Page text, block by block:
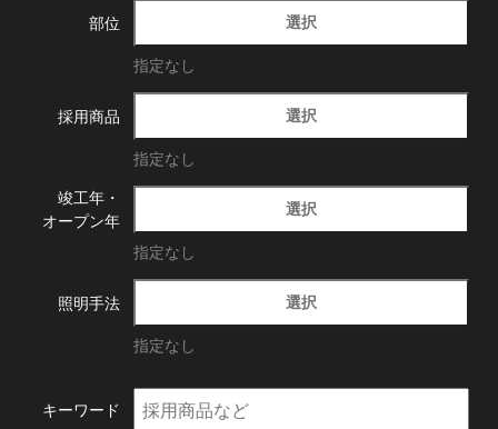
部位 選択
指定なし
採用商品 選択
指定なし
竣工年・
オープン年
選択
指定なし
照明手法 選択
指定なし
キーワード